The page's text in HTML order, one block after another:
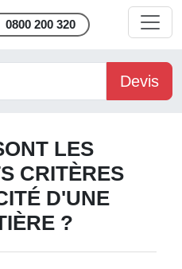
0800 200 320
Devis
LES
CRITÈRES
D'UNE
?